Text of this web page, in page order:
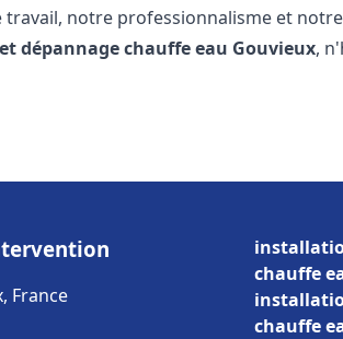
notre professionnalisme et
dépannage chauffe eau Gouvieux,
France
chauffe
chauffe